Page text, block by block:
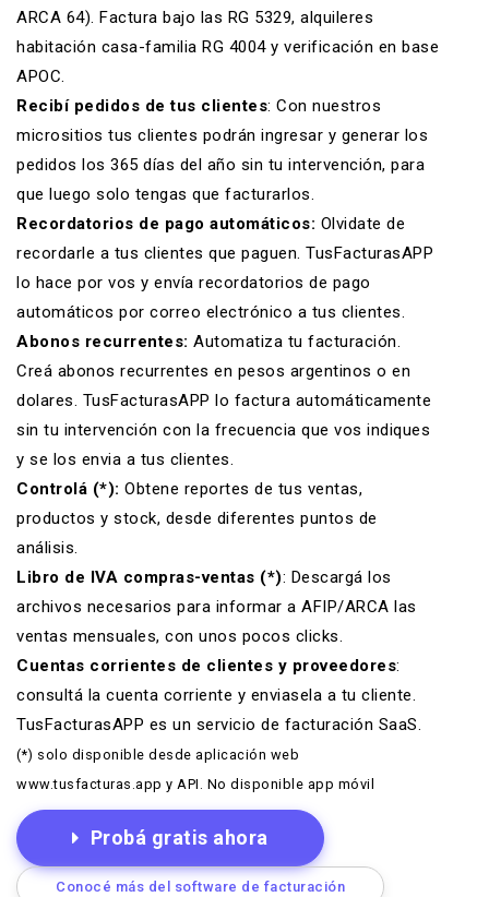
ARCA 64). Factura bajo las RG 5329, alquileres
habitación casa-familia RG 4004 y verificación en base
APOC.
Recibí pedidos de tus clientes: Con nuestros
micrositios tus clientes podrán ingresar y generar los
pedidos los 365 días del año sin tu intervención, para
que luego solo tengas que facturarlos.
Recordatorios de pago automáticos: Olvidate de
recordarle a tus clientes que paguen. TusFacturasAPP
lo hace por vos y envía recordatorios de pago
automáticos por correo electrónico a tus clientes.
Abonos recurrentes: Automatiza tu facturación.
Creá abonos recurrentes en pesos argentinos o en
dolares. TusFacturasAPP lo factura automáticamente
sin tu intervención con la frecuencia que vos indiques
y se los envia a tus clientes.
Controlá (*): Obtene reportes de tus ventas,
productos y stock, desde diferentes puntos de
análisis.
Libro de IVA compras-ventas (*): Descargá los
archivos necesarios para informar a AFIP/ARCA las
ventas mensuales, con unos pocos clicks.
Cuentas corrientes de clientes y proveedores:
consultá la cuenta corriente y enviasela a tu cliente.
TusFacturasAPP es un servicio de facturación SaaS.
(*) solo disponible desde aplicación web
www.tusfacturas.app y API. No disponible app móvil
Probá gratis ahora
Conocé más del software de facturación